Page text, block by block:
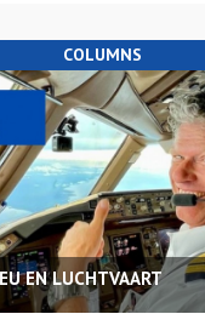
COLUMNS
EN LUCHTVAART